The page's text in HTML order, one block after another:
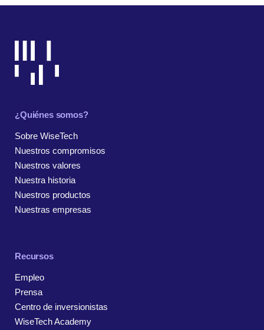
¿Quiénes somos?
Sobre WiseTech
Nuestros compromisos
Nuestros valores
Nuestra historia
Nuestros productos
Nuestras empresas
Recursos
Empleo
Prensa
Centro de inversionistas
WiseTech Academy